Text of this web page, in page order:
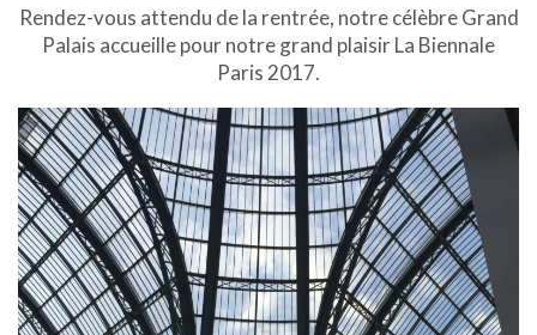
Rendez-vous attendu de la rentrée, notre célèbre Grand
Palais accueille pour notre grand plaisir La Biennale
Paris 2017.